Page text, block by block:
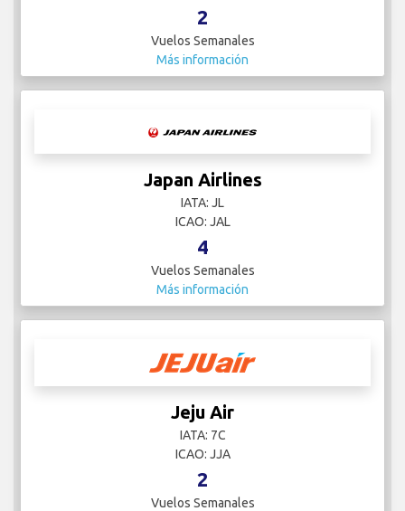
2
Vuelos Semanales
Más información
Japan Airlines
IATA: JL
ICAO: JAL
4
Vuelos Semanales
Más información
Jeju Air
IATA: 7C
ICAO: JJA
2
Vuelos Semanales